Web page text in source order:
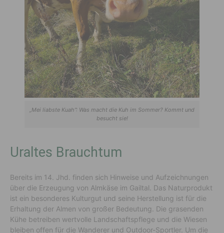
„Mei liabste Kuah”: Was macht die Kuh im Sommer? Kommt und
besucht sie!
Uraltes Brauchtum
Bereits im 14. Jhd. finden sich Hinweise und Aufzeichnungen
über die Erzeugung von Almkäse im Gailtal. Das Naturprodukt
ist ein besonderes Kulturgut und seine Herstellung ist für die
Erhaltung der Almen von großer Bedeutung. Die grasenden
Kühe betreiben wertvolle Landschaftspflege und die Wiesen
bleiben offen für die Wanderer und Outdoor-Sportler. Um die